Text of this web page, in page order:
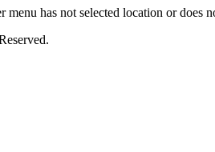
menu has not selected location or does